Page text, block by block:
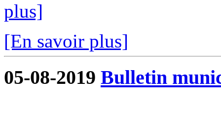
plus]
[En savoir plus]
05-08-2019 Bulletin